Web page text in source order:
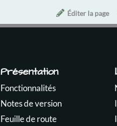
Éditer la page
Présentation
Fonctionnalités
Notes de version
Feuille de route